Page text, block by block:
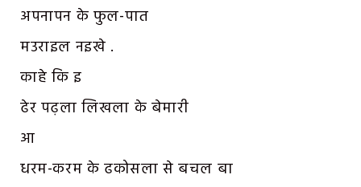
अपनापन के फुल-पात
मउराइल नइखे .
काहे कि इ
ढेर पढ़ला लिखला के बेमारी
आ
धरम-करम के ढकोसला से बचल बा